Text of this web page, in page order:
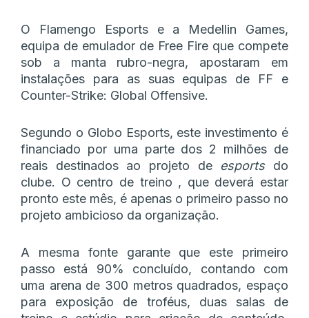
O Flamengo Esports e a Medellin Games,
equipa de emulador de Free Fire que compete
sob a manta rubro-negra, apostaram em
instalações para as suas equipas de FF e
Counter-Strike: Global Offensive.
Segundo o Globo Esports, este investimento é
financiado por uma parte dos 2 milhões de
reais destinados ao projeto de esportsdo
clube. O centro de treino , que deverá estar
pronto este mês, é apenas o primeiro passo no
projeto ambicioso da organização.
A mesma fonte garante que este primeiro
passo está 90% concluído, contando com
uma arena de 300 metros quadrados, espaço
para exposição de troféus, duas salas de